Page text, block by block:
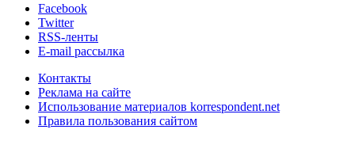
Facebook
Twitter
RSS-ленты
E-mail рассылка
Контакты
Реклама на сайте
Использование материалов korrespondent.net
Правила пользования сайтом